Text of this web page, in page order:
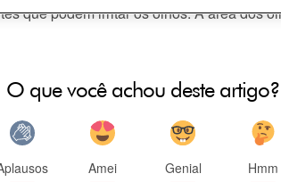
que podem irritar os olhos. A área dos
O que você achou deste artigo?
Amei Genial Hmm